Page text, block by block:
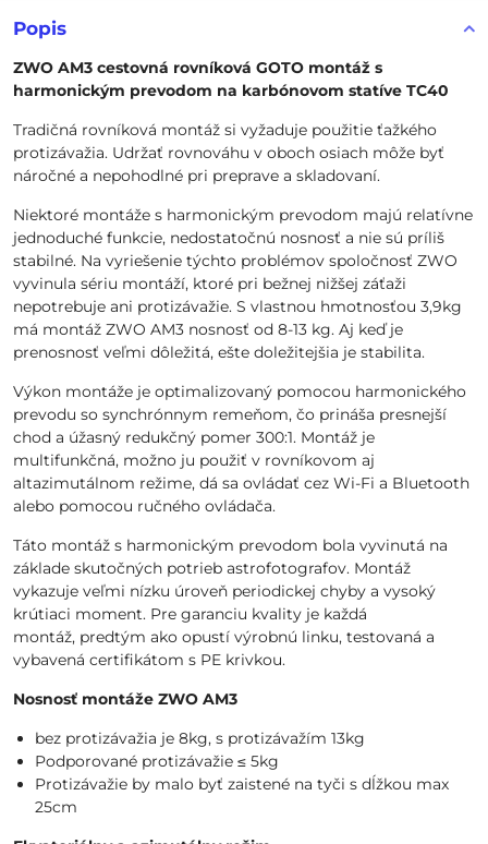
Popis
ZWO AM3 cestovná rovníková GOTO montáž s
harmonickým prevodom na karbónovom statíve TC40
Tradičná rovníková montáž si vyžaduje použitie ťažkého
protizávažia. Udržať rovnováhu v oboch osiach môže byť
náročné a nepohodlné pri preprave a skladovaní.
Niektoré montáže s harmonickým prevodom majú relatívne
jednoduché funkcie, nedostatočnú nosnosť a nie sú príliš
stabilné. Na vyriešenie týchto problémov spoločnosť ZWO
vyvinula sériu montáží, ktoré pri bežnej nižšej záťaži
nepotrebuje ani protizávažie. S vlastnou hmotnosťou 3,9kg
má montáž ZWO AM3 nosnosť od 8-13 kg. Aj keď je
prenosnosť veľmi dôležitá, ešte doležitejšia je stabilita.
Výkon montáže je optimalizovaný pomocou harmonického
prevodu so synchrónnym remeňom, čo prináša presnejší
chod a úžasný redukčný pomer 300:1. Montáž je
multifunkčná, možno ju použiť v rovníkovom aj
altazimutálnom režime, dá sa ovládať cez Wi-Fi a Bluetooth
alebo pomocou ručného ovládača.
Táto montáž s harmonickým prevodom bola vyvinutá na
základe skutočných potrieb astrofotografov. Montáž
vykazuje veľmi nízku úroveň periodickej chyby a vysoký
krútiaci moment. Pre garanciu kvality je každá
montáž, predtým ako opustí výrobnú linku, testovaná a
vybavená certifikátom s PE krivkou.
Nosnosť montáže ZWO AM3
bez protizávažia je 8kg, s protizávažím 13kg
Podporované protizávažie ≤ 5kg
Protizávažie by malo byť zaistené na tyči s dĺžkou max
25cm